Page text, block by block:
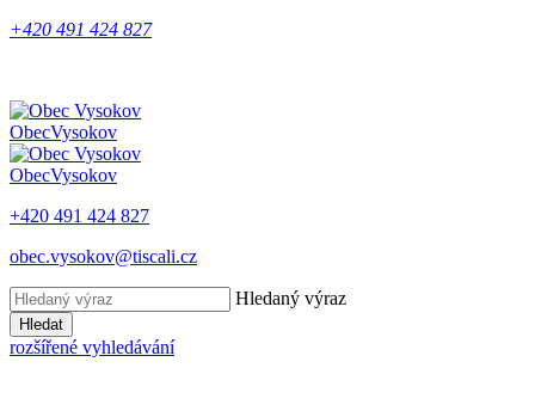
+420 491 424 827
ObecVysokov
ObecVysokov
+420 491 424 827
obec.vysokov@tiscali.cz
Hledaný výraz
Hledat
rozšířené vyhledávání